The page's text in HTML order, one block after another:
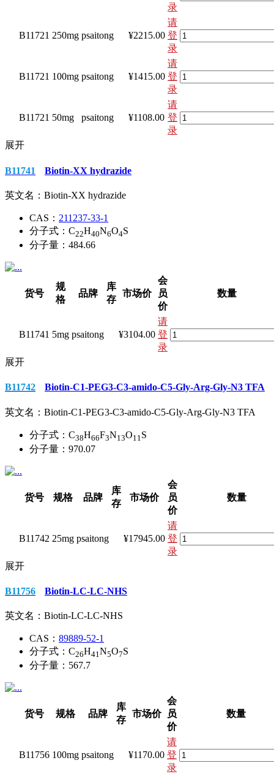
录
B11721 250mg psaitong ¥2215.00
请
登
录
B11721 100mg psaitong ¥1415.00
请
登
录
B11721 50mg psaitong ¥1108.00
请
登
录
展开
B11741 Biotin-XX hydrazide
英文名： Biotin-XX hydrazide
CAS： 211237-33-1
分子式： C22H40N6O4S
分子量： 484.66
货号
规
格
品牌
库
存
市场价
会
员
价
数量
B11741 5mg psaitong ¥3104.00
请
登
录
展开
B11742 Biotin-C1-PEG3-C3-amido-C5-Gly-Arg-Gly-N3 TFA
英文名： Biotin-C1-PEG3-C3-amido-C5-Gly-Arg-Gly-N3 TFA
分子式： C38H66F3N13O11 S
分子量： 970.07
货号 规格 品牌
库
存
市场价
会
员
价
数量
B11742 25mg psaitong ¥17945.00
请
登
录
展开
B11756 Biotin-LC-LC-NHS
英文名： Biotin-LC-LC-NHS
CAS： 89889-52-1
分子式： C26H41N5O7S
分子量： 567.7
货号 规格 品牌
库
存
市场价
会
员
价
数量
B11756 100mg psaitong ¥1170.00
请
登
录